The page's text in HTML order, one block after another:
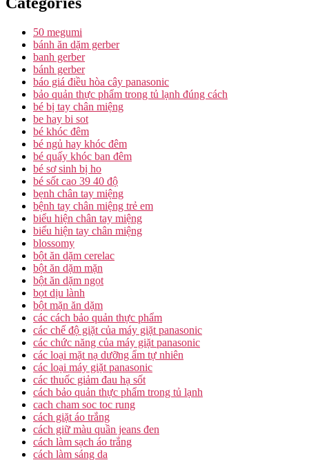
50 megumi
bánh ăn dặm gerber
banh gerber
bánh gerber
báo giá điều hòa cây panasonic
bảo quản thực phẩm trong tủ lạnh đúng cách
bé bị tay chân miệng
be hay bi sot
bé khóc đêm
bé ngủ hay khóc đêm
bé quấy khóc ban đêm
bé sơ sinh bị ho
bé sốt cao 39 40 độ
bẹnh chân tay miệng
bệnh tay chân miệng trẻ em
biểu hiện chân tay miệng
biểu hiện tay chân miệng
blossomy
bột ăn dặm cerelac
bột ăn dặm mặn
bột ăn dặm ngọt
bọt dịu lành
bột mặn ăn dặm
các cách bảo quản thực phẩm
các chế độ giặt của máy giặt panasonic
các chức năng của máy giặt panasonic
các loại mặt nạ dưỡng ẩm tự nhiên
các loại máy giặt panasonic
các thuốc giảm đau hạ sốt
cách bảo quản thực phẩm trong tủ lạnh
cach cham soc toc rung
cách giặt áo trắng
cách giữ màu quần jeans đen
cách làm sạch áo trắng
cách làm sáng da